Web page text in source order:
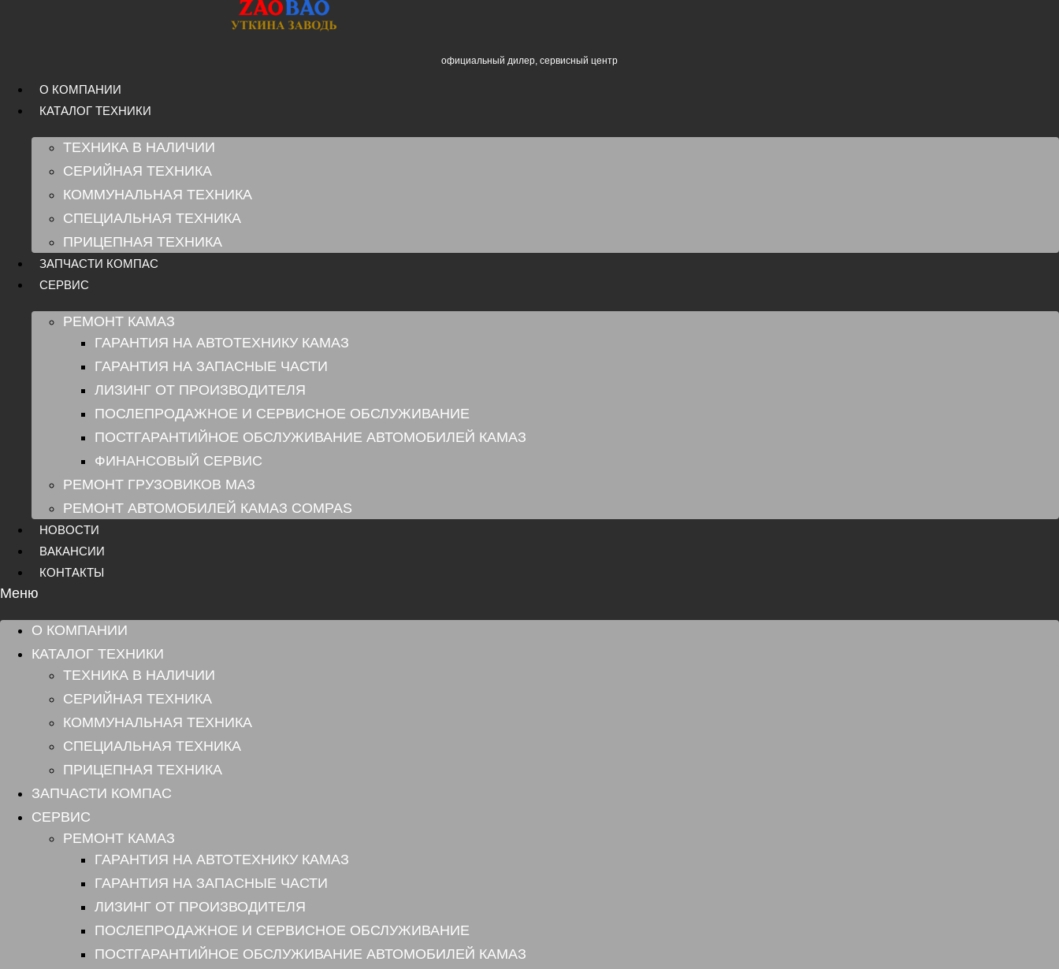
официальный дилер, сервисный центр
О КОМПАНИИ
КАТАЛОГ ТЕХНИКИ
ТЕХНИКА В НАЛИЧИИ
СЕРИЙНАЯ ТЕХНИКА
КОММУНАЛЬНАЯ ТЕХНИКА
СПЕЦИАЛЬНАЯ ТЕХНИКА
ПРИЦЕПНАЯ ТЕХНИКА
ЗАПЧАСТИ КОМПАС
СЕРВИС
РЕМОНТ КАМАЗ
ГАРАНТИЯ НА АВТОТЕХНИКУ КАМАЗ
ГАРАНТИЯ НА ЗАПАСНЫЕ ЧАСТИ
ЛИЗИНГ ОТ ПРОИЗВОДИТЕЛЯ
ПОСЛЕПРОДАЖНОЕ И СЕРВИСНОЕ ОБСЛУЖИВАНИЕ
ПОСТГАРАНТИЙНОЕ ОБСЛУЖИВАНИЕ АВТОМОБИЛЕЙ КАМАЗ
ФИНАНСОВЫЙ СЕРВИС
РЕМОНТ ГРУЗОВИКОВ МАЗ
РЕМОНТ АВТОМОБИЛЕЙ КАМАЗ COMPAS
НОВОСТИ
ВАКАНСИИ
КОНТАКТЫ
Меню
О КОМПАНИИ
КАТАЛОГ ТЕХНИКИ
ТЕХНИКА В НАЛИЧИИ
СЕРИЙНАЯ ТЕХНИКА
КОММУНАЛЬНАЯ ТЕХНИКА
СПЕЦИАЛЬНАЯ ТЕХНИКА
ПРИЦЕПНАЯ ТЕХНИКА
ЗАПЧАСТИ КОМПАС
СЕРВИС
РЕМОНТ КАМАЗ
ГАРАНТИЯ НА АВТОТЕХНИКУ КАМАЗ
ГАРАНТИЯ НА ЗАПАСНЫЕ ЧАСТИ
ЛИЗИНГ ОТ ПРОИЗВОДИТЕЛЯ
ПОСЛЕПРОДАЖНОЕ И СЕРВИСНОЕ ОБСЛУЖИВАНИЕ
ПОСТГАРАНТИЙНОЕ ОБСЛУЖИВАНИЕ АВТОМОБИЛЕЙ КАМАЗ